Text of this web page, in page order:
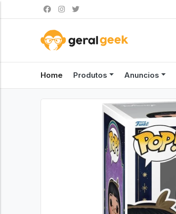
Home Produtos Anuncios